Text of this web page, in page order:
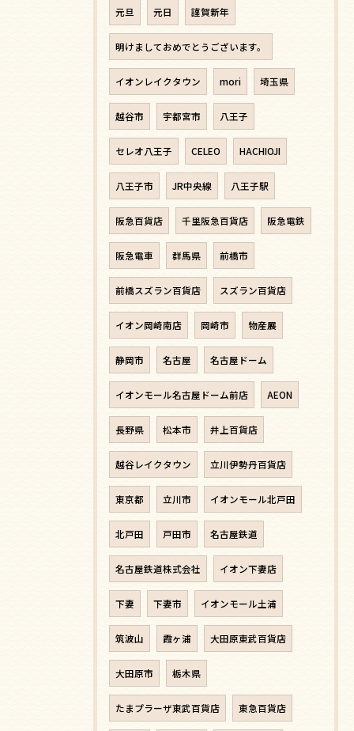
元旦 元日 謹賀新年
明けましておめでとうございます。
イオンレイクタウン mori 埼玉県
越谷市 宇都宮市 八王子
セレオ八王子 CELEO HACHIOJI
八王子市 JR中央線 八王子駅
阪急百貨店 千里阪急百貨店 阪急電鉄
阪急電車 群馬県 前橋市
前橋スズラン百貨店 スズラン百貨店
イオン岡崎南店 岡崎市 物産展
静岡市 名古屋 名古屋ドーム
イオンモール名古屋ドーム前店 AEON
長野県 松本市 井上百貨店
越谷レイクタウン 立川伊勢丹百貨店
東京都 立川市 イオンモール北戸田
北戸田 戸田市 名古屋鉄道
名古屋鉄道株式会社 イオン下妻店
下妻 下妻市 イオンモール土浦
筑波山 霞ヶ浦 大田原東武百貨店
大田原市 栃木県
たまプラーザ東武百貨店 東急百貨店